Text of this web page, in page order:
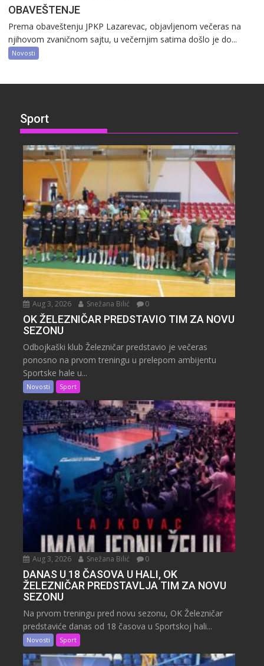
OBAVEŠTENJE
Prema obaveštenju JPKP Lazarevac, objavljenom večeras na
njihovom zvaničnom sajtu, u večernjim satima došlo je do...
Novosti
Sport
Aug 3, 2026 Snežana Bilić 0
OK ŽELEZNIČAR PREDSTAVIO TIM ZA NOVU
SEZONU
Odbojkaški klub Železničar predstavio je večeras
ponosno na prvom treningu u prelepom ambijentu
Sportske hale u...
Novosti Sport
Aug 3, 2026 Snežana Bilić 0
DANAS U 18 ČASOVA U HALI, OK
ŽELEZNIČAR PREDSTAVLJA TIM ZA NOVU
SEZONU
Na prvom treningu pred novu sezonu, OK Železničar
predstaviće danas od 18 časova u Sportskoj hali...
Novosti Sport